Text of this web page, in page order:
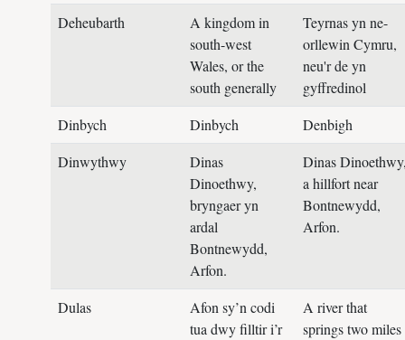
Deheubarth
A kingdom in
south-west
Wales, or the
south generally
Teyrnas yn ne-
orllewin Cymru,
neu'r de yn
gyffredinol
Dinbych
Dinbych
Denbigh
Dinwythwy
Dinas
Dinoethwy,
bryngaer yn
ardal
Bontnewydd,
Arfon.
Dinas
a hillfort near
Bontnewydd,
Arfon.
Dulas
Afon sy’n codi
tua dwy filltir i’r
A river that
springs two miles